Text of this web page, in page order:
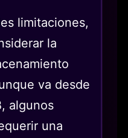
limitaciones,
la
va desde
algunos
una